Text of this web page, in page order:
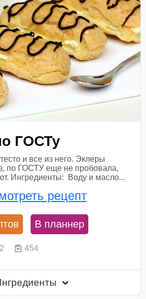
ГОСТу
и все из него. Эклеры
по ГОСТУ еще не пробовала,
Ингредиенты: Воду и масло...
рецепт
В планнер
454